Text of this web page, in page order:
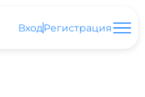
ВходРегистрация